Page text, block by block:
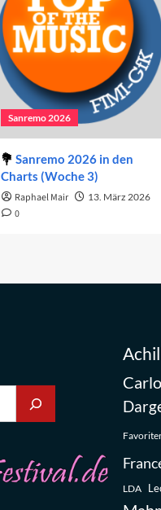
Sanremo 2026
Sanremo 2026 in den
Charts (Woche 3)
Raphael Mair 13. März 2026
0
LDA